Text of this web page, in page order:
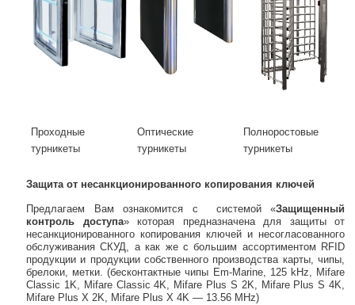
Проходные
турникеты
Оптические
турникеты
Полноростовые
турникеты
Защита от несанкционированного копирования ключей
Предлагаем Вам ознакомится с системой «Защищенный
контроль доступа» которая предназначена для защиты от
несанкционированного копирования ключей и несогласованного
обслуживания СКУД, а как же с большим ассортиментом RFID
продукции и продукции собственного производства карты, чипы,
брелоки, метки. (бесконтактные чипы Em-Marine, 125 kHz, Mifare
Classic 1K, Mifare Classic 4K, Mifare Plus S 2K, Mifare Plus S 4K,
Mifare Plus X 2K, Mifare Plus X 4K — 13.56 MHz)